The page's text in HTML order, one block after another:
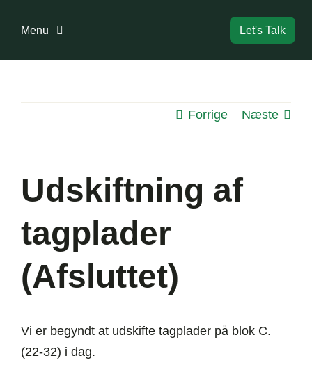
Menu
Bestyrelse
Boligreglement
Let's Talk
Forrige Næste
Udskiftning af
tagplader
(Afsluttet)
Vi er begyndt at udskifte tagplader på blok C.
(22-32) i dag.